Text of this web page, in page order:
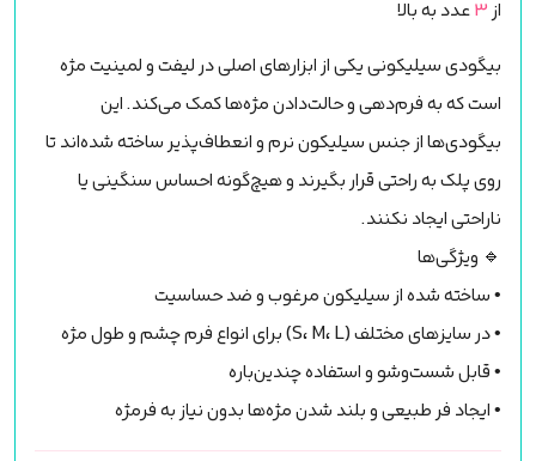
از3عدد به بالا
بیگودی سیلیکونی یکی از ابزارهای اصلی در لیفت و لمینیت مژه
است که به فرم‌دهی و حالت‌دادن مژه‌ها کمک می‌کند. این
بیگودی‌ها از جنس سیلیکون نرم و انعطاف‌پذیر ساخته شده‌اند تا
روی پلک به راحتی قرار بگیرند و هیچ‌گونه احساس سنگینی یا
ناراحتی ایجاد نکنند.
🔹 ویژگی‌ها
• ساخته شده از سیلیکون مرغوب و ضد حساسیت
• در سایزهای مختلف (S، M، L) برای انواع فرم چشم و طول مژه
• قابل شست‌وشو و استفاده چندین‌باره
• ایجاد فر طبیعی و بلند شدن مژه‌ها بدون نیاز به فرمژه